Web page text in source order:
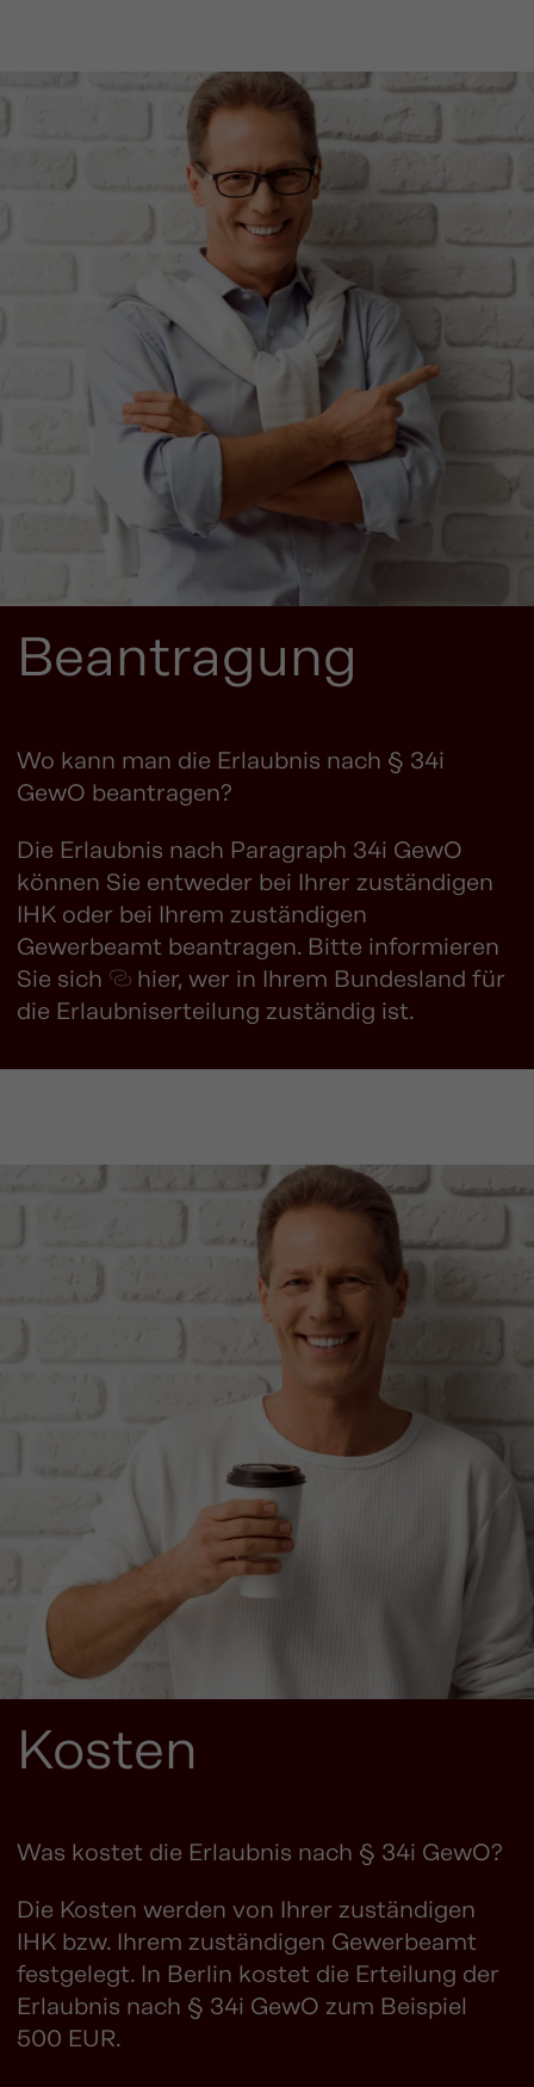
Beantragung
Wo kann man die Erlaubnis nach § 34i
GewO beantragen?
Die Erlaubnis nach Paragraph 34i GewO
können Sie entweder bei Ihrer zuständigen
IHK oder bei Ihrem zuständigen
Gewerbeamt beantragen. Bitte informieren
Sie sich
hier, wer in Ihrem Bundesland für
die Erlaubniserteilung zuständig ist.
Kosten
Was kostet die Erlaubnis nach § 34i GewO?
Die Kosten werden von Ihrer zuständigen
IHK bzw. Ihrem zuständigen Gewerbeamt
festgelegt. In Berlin kostet die Erteilung der
Erlaubnis nach § 34i GewO zum Beispiel
500 EUR.